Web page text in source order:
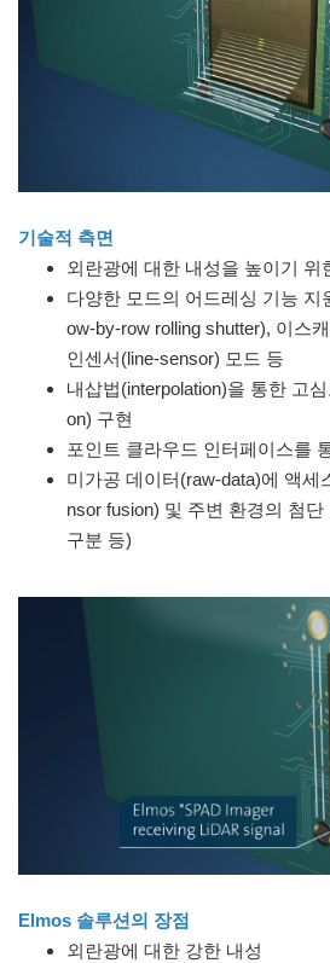
기술적 측면
외란광에 대한 내성을 높이기 위
다양한 모드의 어드레싱 기능 지
ow-by-row rolling shutter), 이스
인센서(line-sensor) 모드 등
내삽법(interpolation)을 통한 고
on) 구현
포인트 클라우드 인터페이스를
미가공 데이터(raw-data)에 액세
nsor fusion) 및 주변 환경의 첨
구분 등)
Elmos 솔루션의 장점
외란광에 대한 강한 내성